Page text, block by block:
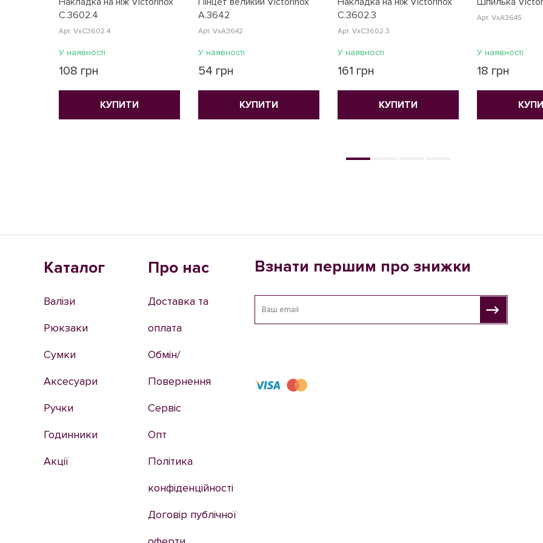
C.3602.4
Арт. VxC3602.4
У наявності
108 грн
КУПИТИ
A.3642
Арт. VxA3642
У наявності
54 грн
КУПИТИ
C.3602.3
Арт. VxC3602.3
У наявності
161 грн
КУПИТИ
Арт. VxA3645
У наявності
18 грн
Каталог
Валізи
Рюкзаки
Сумки
Аксесуари
Ручки
Годинники
Акції
Про нас
Доставка та
оплата
Обмін/
Повернення
Сервіс
Опт
Політика
конфіденційності
Договір публічної
Взнати першим про знижки